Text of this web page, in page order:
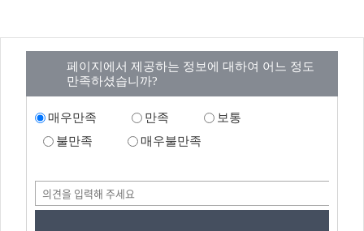
페이지에서 제공하는 정보에 대하여 어느 정도
만족하셨습니까?
매우만족 만족
보통
불만족
매우불만족